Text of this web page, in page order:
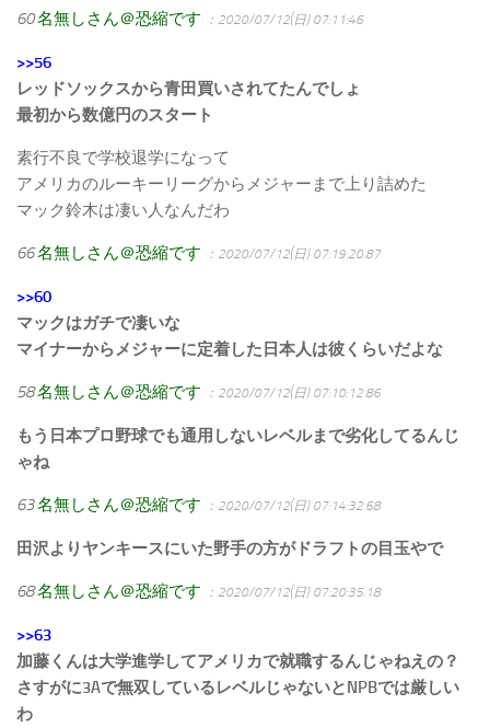
60名無しさん＠恐縮です ：2020/07/12(日) 07:11:46
>>56
レッドソックスから青田買いされてたんでしょ
最初から数億円のスタート
素行不良で学校退学になって
アメリカのルーキーリーグからメジャーまで上り詰めた
マック鈴木は凄い人なんだわ
66名無しさん＠恐縮です ：2020/07/12(日) 07:19:20.87
>>60
マックはガチで凄いな
マイナーからメジャーに定着した日本人は彼くらいだよな
58名無しさん＠恐縮です ：2020/07/12(日) 07:10:12.86
もう日本プロ野球でも通用しないレベルまで劣化してるんじ
ゃね
63名無しさん＠恐縮です ：2020/07/12(日) 07:14:32.68
田沢よりヤンキースにいた野手の方がドラフトの目玉やで
68名無しさん＠恐縮です ：2020/07/12(日) 07:20:35.18
>>63
加藤くんは大学進学してアメリカで就職するんじゃねえの？
さすがに3Aで無双しているレベルじゃないとNPBでは厳しい
わ